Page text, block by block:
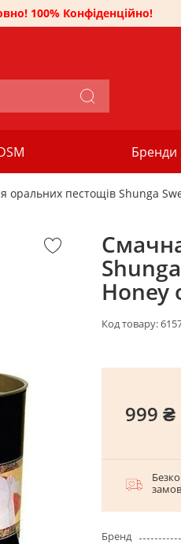
100% Конфіденційно!
Бренди
оральних пестощів Shunga
Honey
Код товару:
999 ₴
Бренд